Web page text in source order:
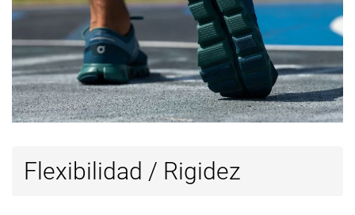
Flexibilidad / Rigidez